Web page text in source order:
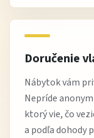
doprava až k
Najčastejšie
Kam sa komoda
Do spálne,
Doručenie
Nábytok vám
Nepríde
ktorý vie, čo
a podľa dohody